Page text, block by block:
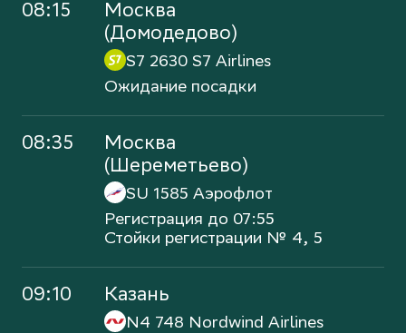
08:15
Москва
(Домодедово)
S7 2630 S7 Airlines
Ожидание посадки
08:35
Москва
(Шереметьево)
SU 1585 Аэрофлот
Регистрация до 07:55
Стойки регистрации № 4, 5
09:10 Казань
N4 748 Nordwind Airlines